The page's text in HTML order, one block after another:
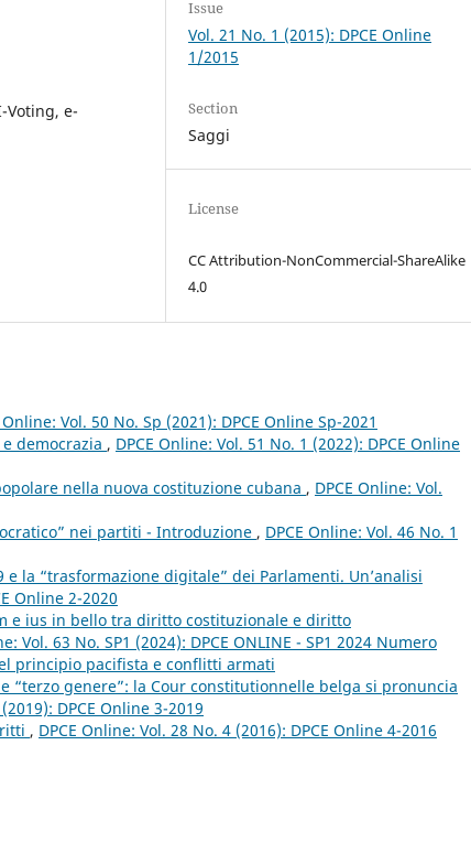
Voting, e-
Issue
Vol. 21 No. 1 (2015): DPCE Online
1/2015
Section
Saggi
License
CC Attribution-NonCommercial-ShareAlike
4.0
Online: Vol. 50 No. Sp (2021): DPCE Online Sp-2021
democrazia , DPCE Online: Vol. 51 No. 1 (2022): DPCE Online
nella nuova costituzione cubana , DPCE Online: Vol.
nei partiti - Introduzione , DPCE Online: Vol. 46 No. 1
e la “trasformazione digitale” dei Parlamenti. Un’analisi
Online 2-2020
e ius in bello tra diritto costituzionale e diritto
Vol. 63 No. SP1 (2024): DPCE ONLINE - SP1 2024 Numero
principio pacifista e conflitti armati
“terzo genere”: la Cour constitutionnelle belga si pronuncia
DPCE Online 3-2019
, DPCE Online: Vol. 28 No. 4 (2016): DPCE Online 4-2016